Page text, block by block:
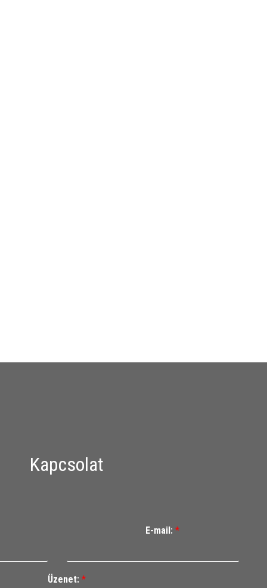
Kapcsolat
E-mail: *
Üzenet: *